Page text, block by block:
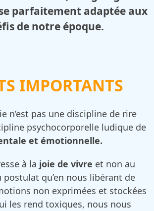
parfaitement adaptée aux
de notre époque.
IMPORTANTS
n’est pas une discipline de rire
psychocorporelle ludique de
et émotionnelle.
à la joie de vivre et non au
qu’en nous libérant de
non exprimées et stockées
les rend toxiques, nous nous